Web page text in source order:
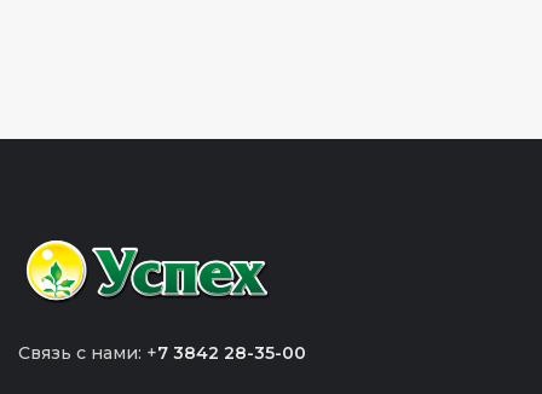
Связь с нами: +7 3842 28-35-00